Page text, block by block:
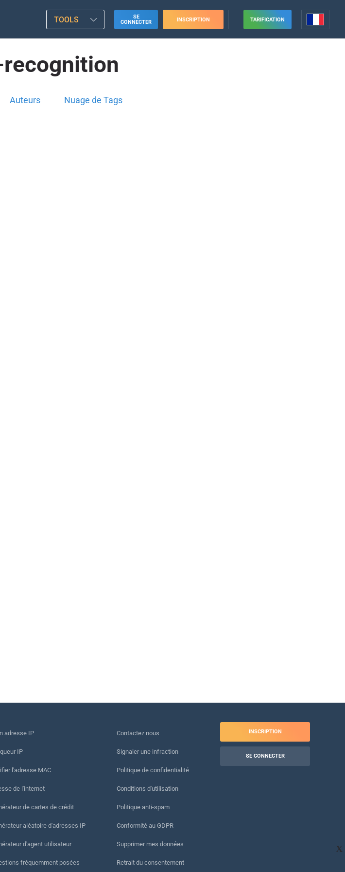
TOOLS
SE
CONNECTER
INSCRIPTION TARIFICATION
Auteurs Nuage de Tags
X
adresse IP
IP
l'adresse MAC
de l'internet
de cartes de crédit
aléatoire d'adresses IP
d'agent utilisateur
fréquemment posées
Contactez nous
Signaler une infraction
Politique de confidentialité
Conditions d'utilisation
Politique anti-spam
Conformité au GDPR
Supprimer mes données
Retrait du consentement
INSCRIPTION
SE CONNECTER